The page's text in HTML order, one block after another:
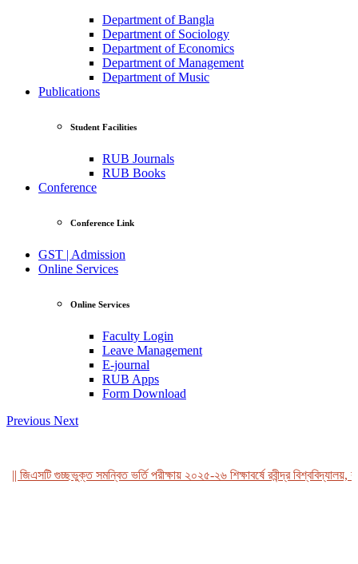
Department of Bangla
Department of Sociology
Department of Economics
Department of Management
Department of Music
Publications
Student Facilities
RUB Journals
RUB Books
Conference
Conference Link
GST | Admission
Online Services
Online Services
Faculty Login
Leave Management
E-journal
RUB Apps
Form Download
Previous Next
জিএসটি গুচ্ছভুক্ত সমন্বিত ভর্তি পরীক্ষায় ২০২৫-২৬ শিক্ষাবর্ষে রবীন্দ্র বিশ্ববিদ্যালয়,